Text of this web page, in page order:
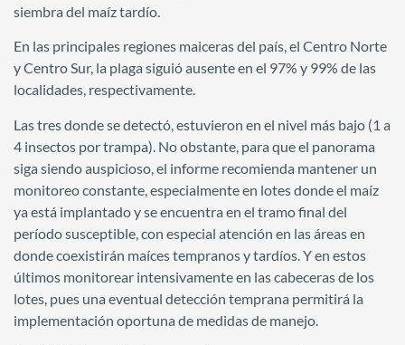
siembra del maíz tardío.
En las principales regiones maiceras del país, el Centro Norte
y Centro Sur, la plaga siguió ausente en el 97% y 99% de las
localidades, respectivamente.
Las tres donde se detectó, estuvieron en el nivel más bajo (1 a
4 insectos por trampa). No obstante, para que el panorama
siga siendo auspicioso, el informe recomienda mantener un
monitoreo constante, especialmente en lotes donde el maíz
ya está implantado y se encuentra en el tramo final del
período susceptible, con especial atención en las áreas en
donde coexistirán maíces tempranos y tardíos. Y en estos
últimos monitorear intensivamente en las cabeceras de los
lotes, pues una eventual detección temprana permitirá la
implementación oportuna de medidas de manejo.